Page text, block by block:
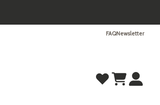
FAQNewsletter